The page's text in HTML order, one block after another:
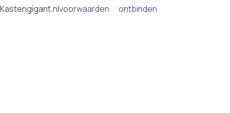
Kastengigant.nlvoorwaarden
ontbinden